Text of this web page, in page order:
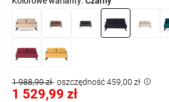
1 988,99 zł oszczędność 459,00 zł
1 529,99 zł